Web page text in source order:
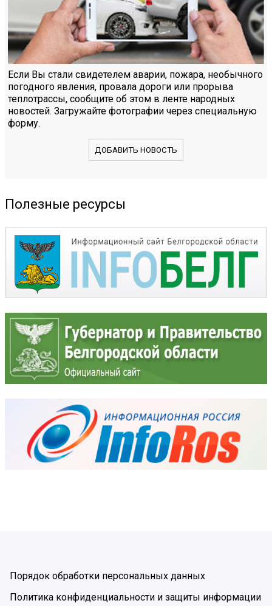
Если Вы стали свидетелем аварии, пожара, необычного
погодного явления, провала дороги или прорыва
теплотрассы, сообщите об этом в ленте народных
новостей. Загружайте фотографии через специальную
форму.
ДОБАВИТЬ НОВОСТЬ
Полезные ресурсы
Порядок обработки персональных данных
Политика конфиденциальности и защиты информации